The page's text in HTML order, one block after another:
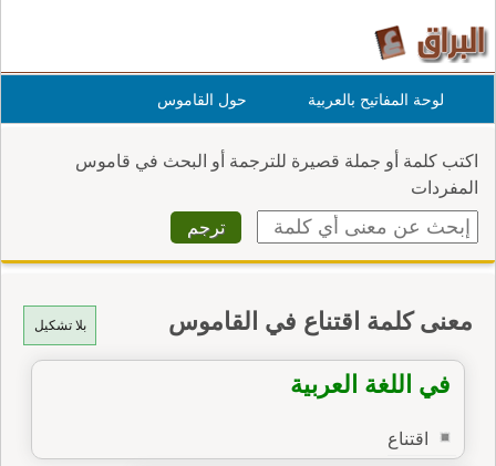
لوحة المفاتيح بالعربية حول القاموس
اكتب كلمة أو جملة قصيرة للترجمة أو البحث في قاموس
المفردات
بلا تشكيل معنى كلمة اقتناع في القاموس
في اللغة العربية
اقتناع